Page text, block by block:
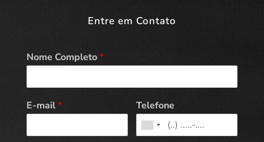
Entre em Contato
Nome Completo*
E-mail* Telefone